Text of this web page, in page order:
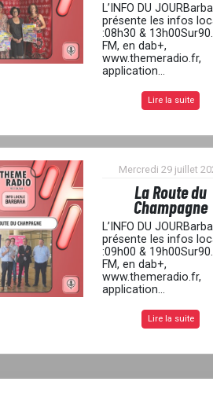
L’INFO DU
présente les infos
:08h30 &
FM, en dab+,
www.themeradio.fr,
application...
Lire la suite
Mercredi 29 juillet
La Route du
Champagne
L’INFO DU
présente les infos
:09h00 &
FM, en dab+,
www.themeradio.fr,
application...
Lire la suite